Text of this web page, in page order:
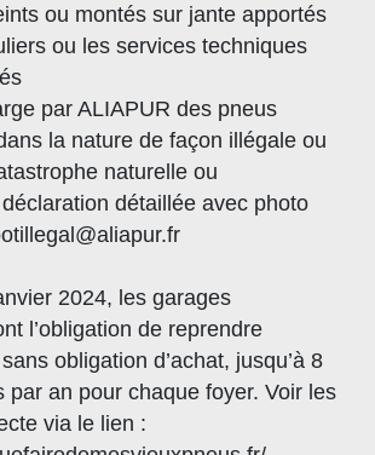
ou montés sur jante apportés
ou les services techniques
par ALIAPUR des pneus
la nature de façon illégale ou
naturelle ou
détaillée avec photo
2024, les garages
l’obligation de reprendre
obligation d’achat, jusqu’à 8
par an pour chaque foyer. Voir les
via le lien :